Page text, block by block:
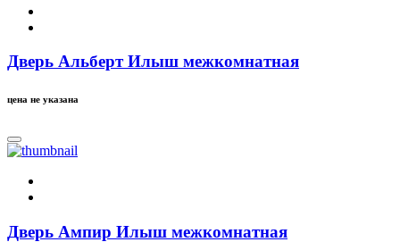
Дверь Альберт Илыш межкомнатная
цена не указана
Дверь Ампир Илыш межкомнатная